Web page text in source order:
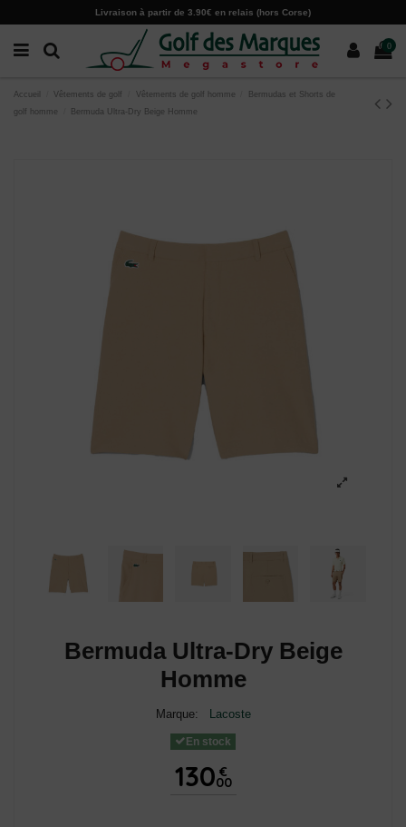
Livraison à partir de 3.90€ en relais (hors Corse)
0
Accueil Vêtements de golf Vêtements de golf homme
Bermudas et Shorts de
golf homme
Bermuda Ultra-Dry Beige Homme
Bermuda Ultra-Dry Beige
Homme
Marque: Lacoste
En stock
130 €
00
Paramètres des cookies